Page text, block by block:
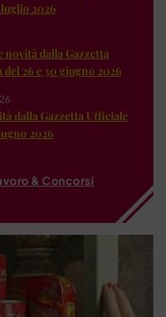
2026
novità dalla Gazzetta
26 e 30 giugno 2026
dalla Gazzetta Ufficiale
2026
& Concorsi